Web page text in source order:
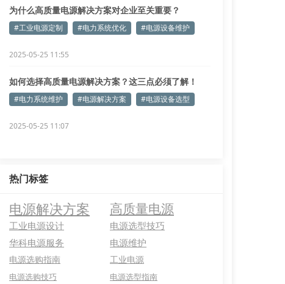
为什么高质量电源解决方案对企业至关重要？
#工业电源定制 #电力系统优化 #电源设备维护
2025-05-25 11:55
如何选择高质量电源解决方案？这三点必须了解！
#电力系统维护 #电源解决方案 #电源设备选型
2025-05-25 11:07
热门标签
电源解决方案 高质量电源
工业电源设计
电源选型技巧
华科电源服务
电源维护
电源选购指南 工业电源
电源选购技巧
电源选型指南